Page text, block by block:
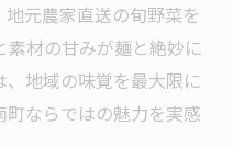
元農家直送の旬野菜を
材の甘みが麺と絶妙に
地域の味覚を最大限に
ならではの魅力を実感